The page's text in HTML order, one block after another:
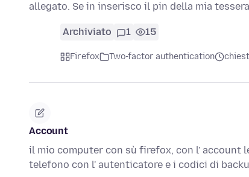
allegato. Se in inserisco il pin della mia
Archiviato 1 15
Firefox Two-factor authentication
Account
il mio computer con sù firefox, con l' account
telefono con l' autenticatore e i codici di